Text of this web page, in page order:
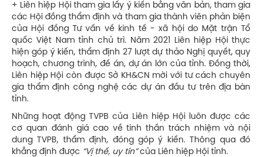
+ Liên hiệp Hội tham gia lấy ý kiến bằng văn bản, tham gia
các Hội đồng thẩm định và tham gia thành viên phản biện
của Hội đồng Tư vấn về kinh tế - xã hội do Mặt trận Tổ
quốc Việt Nam tỉnh chủ trì. Năm 2021 Liên hiệp Hội thực
hiện góp ý kiến, thẩm định 27 lượt dự thảo Nghị quyết, quy
hoạch, chương trình, đề án, dự án lớn của tỉnh. Đồng thời,
Liên hiệp Hội còn được Sở KH&CN mời với tư cách chuyên
gia thẩm định công nghệ các dự án đầu tư trên địa bàn
tỉnh.
Những hoạt động TVPB của Liên hiệp Hội luôn được các
cơ quan đánh giá cao về tinh thần trách nhiệm và nội
dung TVPB, thẩm định, đóng góp ý kiến. Thông qua đó
khẳng định được “Vị thế, uy tín”của Liên hiệp Hội tỉnh.